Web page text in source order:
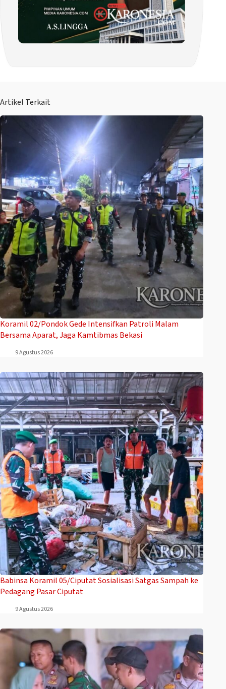
Artikel Terkait
Koramil 02/Pondok Gede Intensifkan Patroli Malam
Bersama Aparat, Jaga Kamtibmas Bekasi
9 Agustus 2026
Babinsa Koramil 05/Ciputat Sosialisasi Satgas Sampah ke
Pedagang Pasar Ciputat
9 Agustus 2026